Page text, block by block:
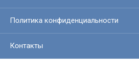
Политика конфиденциальности
Контакты